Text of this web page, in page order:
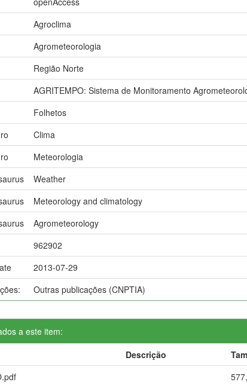
Agroclima
Agrometeorologia
Região Norte
AGRITEMPO: Sistema de Monitoramento
Folhetos
Clima
Meteorologia
Weather
Meteorology and climatology
Agrometeorology
962902
2013-07-29
Outras publicações (CNPTIA)
a este item:
Descrição